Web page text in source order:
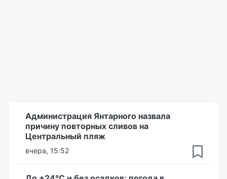
Администрация Янтарного назвала
причину повторных сливов на
Центральный пляж
вчера, 15:52